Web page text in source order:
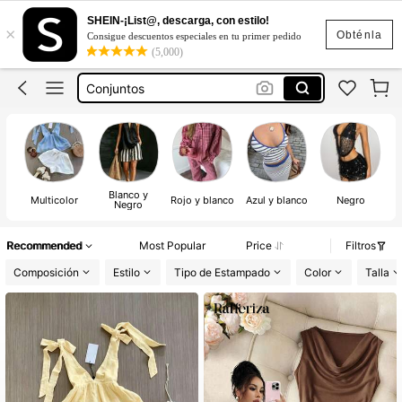
Obténla
×
SHEIN-¡List@, descarga, con estilo!
Consigue descuentos especiales en tu primer pedido
(5,000)
Conjuntos Elegantes Para Dama
Conjunto De 2 Piezas Para Mujer
Conjuntos
Conjuntos De Mujer
Multicolor Blanco y
Negro Rojo y blanco Azul y blanco Negro
Recommended Most Popular Price
Filtros
Composición
Estilo Tipo de Estampado Color Talla